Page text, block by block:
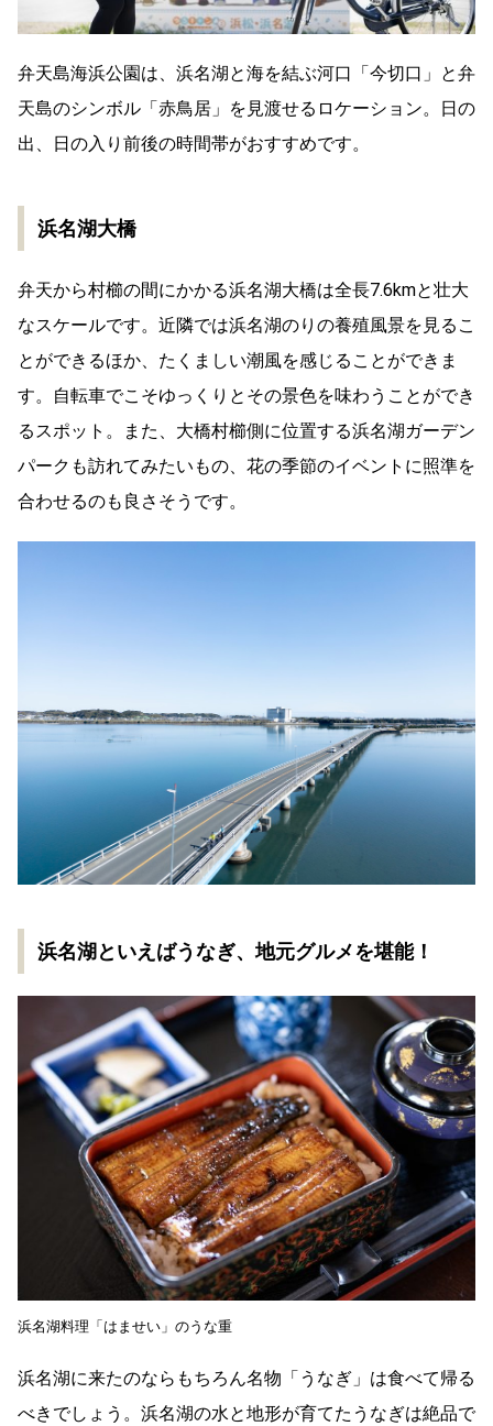
弁天島海浜公園は、浜名湖と海を結ぶ河口「今切口」と弁
天島のシンボル「赤鳥居」を見渡せるロケーション。日の
出、日の入り前後の時間帯がおすすめです。
浜名湖大橋
弁天から村櫛の間にかかる浜名湖大橋は全長7.6kmと壮大
なスケールです。近隣では浜名湖のりの養殖風景を見るこ
とができるほか、たくましい潮風を感じることができま
す。自転車でこそゆっくりとその景色を味わうことができ
るスポット。また、大橋村櫛側に位置する浜名湖ガーデン
パークも訪れてみたいもの、花の季節のイベントに照準を
合わせるのも良さそうです。
浜名湖といえばうなぎ、地元グルメを堪能！
浜名湖料理「はませい」のうな重
浜名湖に来たのならもちろん名物「うなぎ」は食べて帰る
べきでしょう。浜名湖の水と地形が育てたうなぎは絶品で